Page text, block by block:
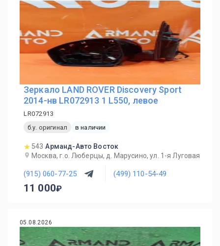
Зеркало LAND ROVER Discovery Sport
2014-нв LR072913 1 L550, левое
LR072913
б.у. оригинал
в наличии
543 Арманд-Авто Восток
Москва, г.о. Люберцы, д. Марусино, ул. 1-я Луговая
(915) 060-77-25 (499) 110-54-49
11 000
05.08.2026